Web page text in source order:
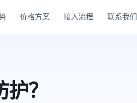
价格方案 接入流程 联系我们
？